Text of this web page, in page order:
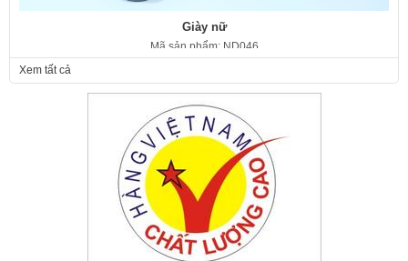
Giày nữ
Mã sản phẩm: ND046
Xem tất cả